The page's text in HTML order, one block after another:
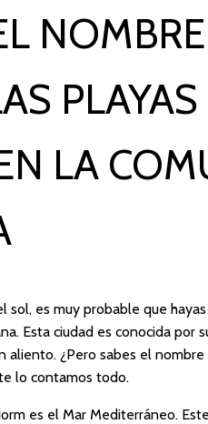
LA
sol, es muy probable que
Esta ciudad es conocida por
aliento. ¿Pero sabes el
lo contamos todo.
es el Mar Mediterráneo.